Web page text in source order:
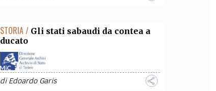
STORIA / Gli stati sabaudi da contea a
ducato
diEdoardo Garis